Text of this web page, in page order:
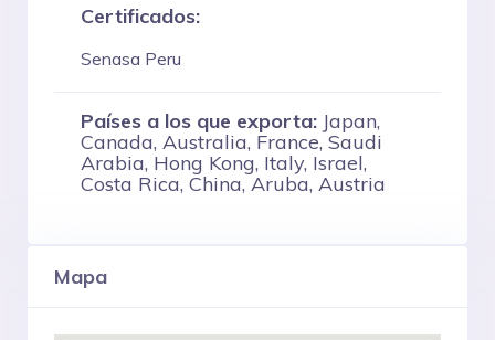
Certificados:
Senasa Peru
Países a los que exporta: Japan,
Canada, Australia, France, Saudi
Arabia, Hong Kong, Italy, Israel,
Costa Rica, China, Aruba, Austria
Mapa